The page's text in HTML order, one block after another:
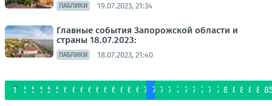
ПАБЛИКИ 19.07.2023, 21:34
Главные события Запорожской области и
страны 18.07.2023:
ПАБЛИКИ 18.07.2023, 21:40
1
...
55565758596061 62636465666768697071 7273 74 75 76 77 78 798081828384